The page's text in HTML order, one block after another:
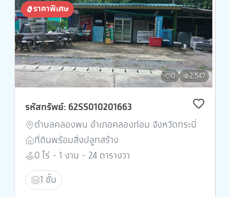
ราคาพิเศษ
0 2,547
รหัสทรัพย์: 62SS010201663
ตำบลคลองพน อำเภอคลองท่อม จังหวัดกระบี่
ที่ดินพร้อมสิ่งปลูกสร้าง
0 ไร่ - 1 งาน - 24 ตารางวา
1 ชั้น